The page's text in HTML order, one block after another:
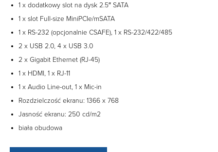
1 x dodatkowy slot na dysk 2.5″ SATA
1 x slot Full-size MiniPCIe/mSATA
1 x RS-232 (opcjonalnie CSAFE), 1 x RS-232/422/485
2 x USB 2.0, 4 x USB 3.0
2 x Gigabit Ethernet (RJ-45)
1 x HDMI, 1 x RJ-11
1 x Audio Line-out, 1 x Mic-in
Rozdzielczość ekranu: 1366 x 768
Jasność ekranu: 250 cd/m2
biała obudowa